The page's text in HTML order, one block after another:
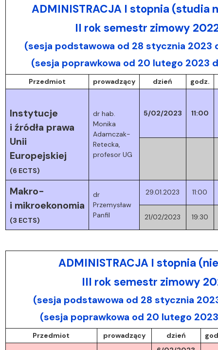
ADMINISTRACJA I stopnia (studia
II rok semestr zimowy
(sesja podstawowa od 28 stycznia 2023
(sesja poprawkowa od 20 lutego 2023
Przedmiot prowadzący dzień godz.
Instytucje
i źródła prawa
Unii
Europejskiej
(6 ECTS)
dr hab.
Monika
Adamczak-
Retecka,
profesor UG
5/02/2023 11:00
Makro-
i mikroekonomia
(3 ECTS)
dr
Przemysław
Panfil
29.01.2023 11:00
21/02/2023 19:30
ADMINISTRACJA I stopnia
III rok semestr zimowy
(sesja podstawowa od 28 stycznia
(sesja poprawkowa od 20 lutego
Przedmiot prowadzący dzień